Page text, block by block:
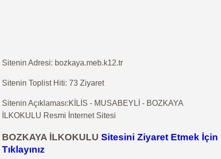
Sitenin Adresi: bozkaya.meb.k12.tr
Sitenin Toplist Hiti: 73 Ziyaret
Sitenin Açıklaması:KİLİS - MUSABEYLİ - BOZKAYA
İLKOKULU Resmi İnternet Sitesi
BOZKAYA İLKOKULUSitesini Ziyaret Etmek İçin
Tıklayınız